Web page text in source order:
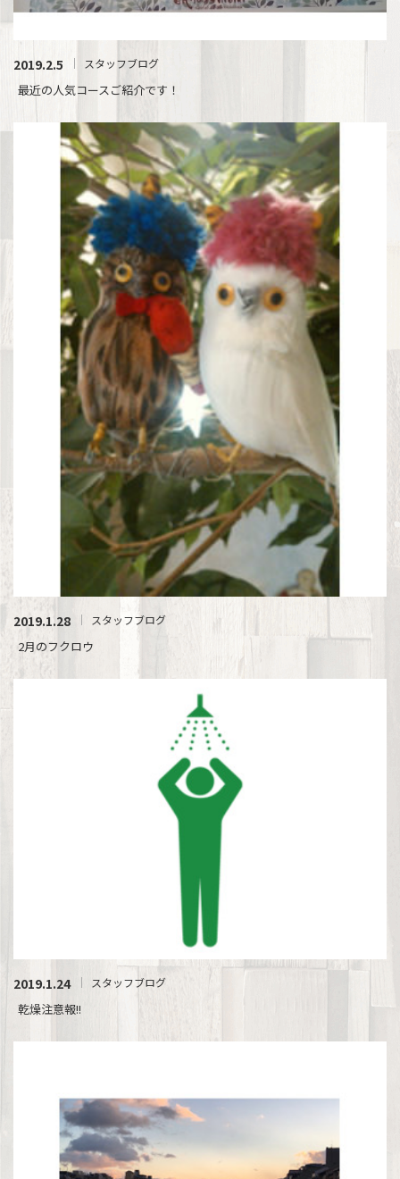
2019.2.5 スタッフブログ
最近の人気コースご紹介です！
2019.1.28 スタッフブログ
2月のフクロウ
2019.1.24 スタッフブログ
乾燥注意報!!